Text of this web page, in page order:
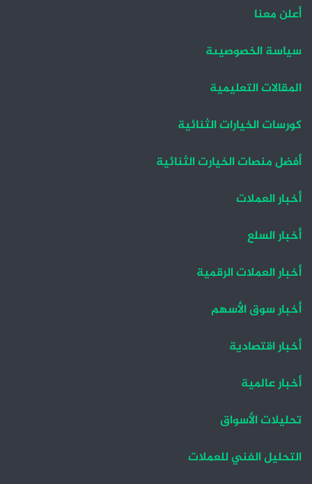
أعلن معنا
سياسة الخصوصيىة
المقالات التعليمية
كورسات الخيارات الثنائية
أفضل منصات الخيارت الثنائية
أخبار العملات
أخبار السلع
أخبار العملات الرقمية
أخبار سوق الأسهم
أخبار اقتصادية
أخبار عالمية
تحليلات الأسواق
التحليل الفني للعملات